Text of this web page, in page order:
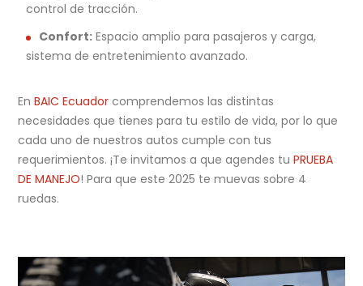
control de tracción.
Confort: Espacio amplio para pasajeros y carga,
sistema de entretenimiento avanzado.
EnBAIC Ecuador comprendemos las distintas
necesidades que tienes para tu estilo de vida, por lo que
cada uno de nuestros autos cumple con tus
requerimientos. ¡Te invitamos a que agendes tuPRUEBA
DE MANEJO! Para que este 2025 te muevas sobre 4
ruedas.